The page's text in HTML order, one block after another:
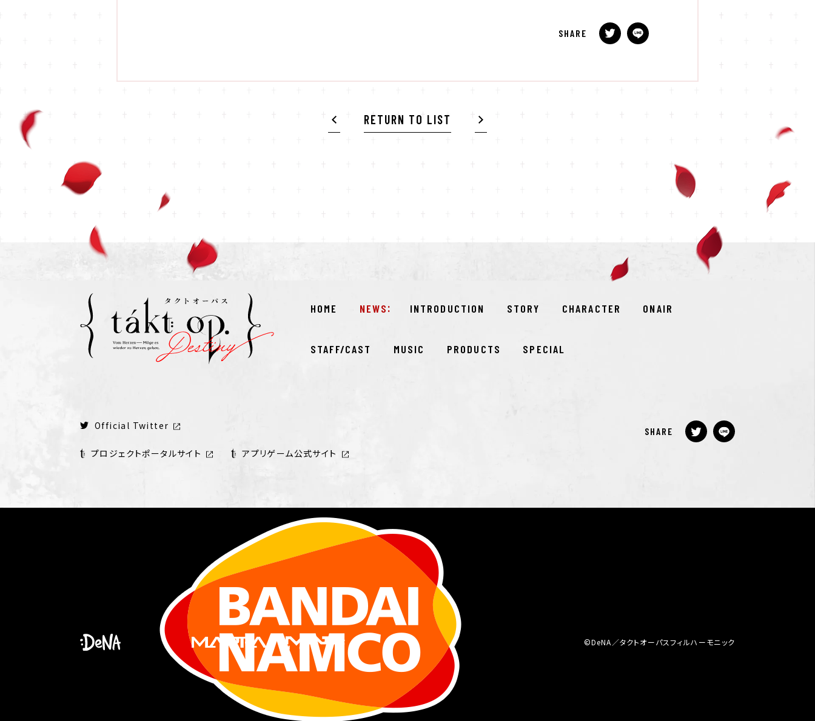
SHARE
RETURN TO LIST
HOME NEWS INTRODUCTION STORY CHARACTER ONAIR
STAFF/CAST MUSIC PRODUCTS SPECIAL
Official Twitter
プロジェクトポータルサイト アプリゲーム公式サイト
SHARE
©DeNA／タクトオーパスフィルハーモニック